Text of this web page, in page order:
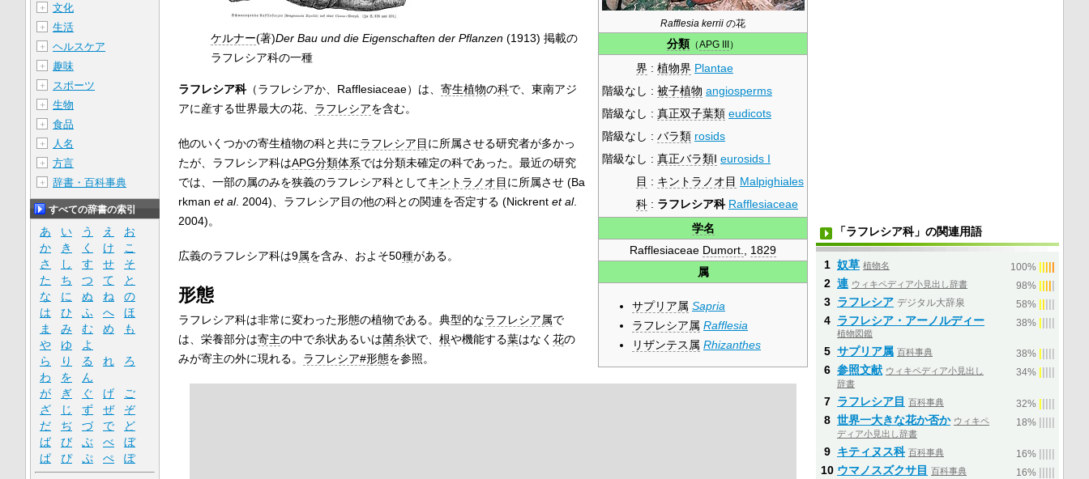
Rafflesia kerrii の花
分類 （APG III ）
界 : 植物界 Plantae
階級なし : 被子植物 angiosperms
階級なし : 真正双子葉類 eudicots
階級なし : バラ類 rosids
階級なし : 真正バラ類I eurosids I
目 : キントラノオ目 Malpighiales
科 : ラフレシア科 Rafflesiaceae
学名
Rafflesiaceae Dumort., 1829
属
サプリア属 Sapria
ラフレシア属 Rafflesia
リザンテス属 Rhizanthes
ケルナー(著)Der Bau und die Eigenschaften der Pflanzen(1913) 掲載の
ラフレシア科の一種
ラフレシア科（ラフレシアか、Rafflesiaceae）は、 寄生植物の科で、東南アジ
アに産する世界最大の花、 ラフレシアを含む。
他のいくつかの寄生植物の科と共にラフレシア目 に所属させる研究者が多かっ
たが、ラフレシア科はAPG分類体系では分類未確定の科であった。最近の研究
では、一部の属のみを狭義のラフレシア科としてキントラノオ目 に所属させ (Ba
rkman et al. 2004)、ラフレシア目の他の科との関連を否定する (Nickrent et al.
2004)。
広義のラフレシア科は9属を含み、およそ50種がある。
形態
ラフレシア科は非常に変わった形態の植物である。典型的なラフレシア属で
は、栄養部分は寄主の中で糸状あるいは菌糸状で、 根や機能する葉はなく 花の
みが寄主の外に現れる。 ラフレシア#形態を参照。
＋ 文化
＋ 生活
＋ ヘルスケア
＋ 趣味
＋ スポーツ
＋ 生物
＋ 食品
＋ 人名
＋ 方言
＋ 辞書・百科事典
すべての辞書の索引
あ い う え
お
か
き く け
こ
さ
し す せ
そ
た
ち つ て
と
な
に ぬ ね
の
は
ひ ふ へ
ほ
ま
み む め
も
や
ゆ
よ
ら
り る れ
ろ
わ
を
ん
が
ぎ ぐ げ
ご
ざ
じ ず ぜ
ぞ
だ
ぢ づ で
ど
ば
び ぶ べ
ぼ
ぱ
ぴ ぷ ぺ ぽ
「ラフレシア科」の関連用語
1 奴草 植物名 100%
2 連 ウィキペディア小見出し辞書 98%
3 ラフレシア デジタル大辞泉 58%
4 ラフレシア・アーノルディー
植物図鑑
38%
5 サプリア属 百科事典 38%
6 参照文献 ウィキペディア小見出し
辞書
34%
7 ラフレシア目 百科事典 32%
8 世界一大きな花か否か ウィキペ
ディア小見出し辞書
18%
9 キティヌス科 百科事典 16%
10 ウマノスズクサ目 百科事典 16%